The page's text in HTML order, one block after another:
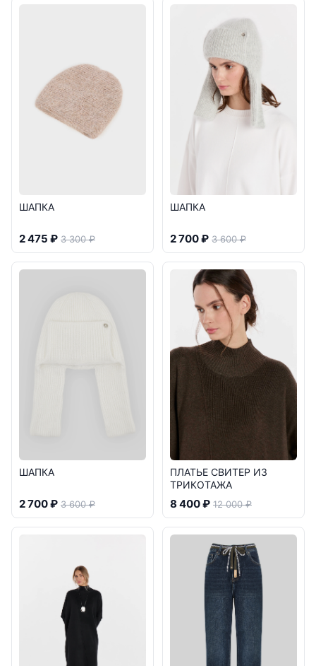
ШАПКА
2 475 ₽ 3 300 ₽
ШАПКА
2 700 ₽ 3 600 ₽
ШАПКА
2 700 ₽ 3 600 ₽
ПЛАТЬЕ СВИТЕР ИЗ
ТРИКОТАЖА
8 400 ₽ 12 000 ₽